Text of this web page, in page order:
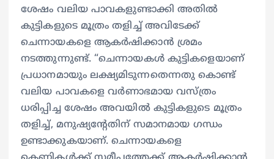
ശേഷം വലിയ പാവകളുണ്ടാക്കി അതിൽ
കുട്ടികളുടെ മൂത്രം തളിച്ച് അവിടേക്ക്
ചെന്നായകളെ ആകർഷിക്കാൻ ശ്രമം
നടത്തുന്നുണ്ട്. “ചെന്നായകൾ കുട്ടികളെയാണ്
പ്രധാനമായും ലക്ഷ്യമിടുന്നതെന്നതു കൊണ്ട്
വലിയ പാവകളെ വർണാഭമായ വസ്ത്രം
ധരിപ്പിച്ച ശേഷം അവയിൽ കുട്ടികളുടെ മൂത്രം
തളിച്ച്, മനുഷ്യന്റേതിന് സമാനമായ ഗന്ധം
ഉണ്ടാക്കുകയാണ്. ചെന്നായകളെ